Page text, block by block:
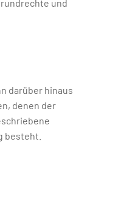
und
darüber hinaus
denen der
besteht.